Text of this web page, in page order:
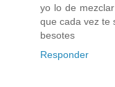
yo lo de
que cada vez te
besotes
Responder